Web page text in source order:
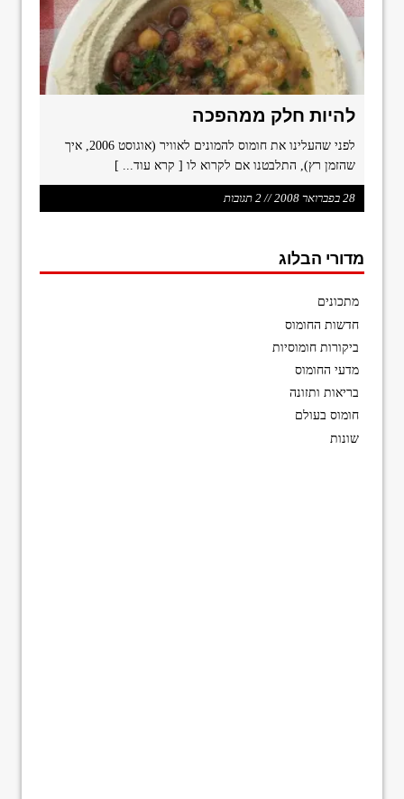
להיות חלק ממהפכה
לפני שהעלינו את חומוס להמונים לאוויר (אוגוסט 2006, איך
שהזמן רץ), התלבטנו אם לקרוא לו [ קרא עוד... ]
28 בפברואר 2008 // 2 תגובות
מדורי הבלוג
מתכונים
חדשות החומוס
ביקורות חומוסיות
מדעי החומוס
בריאות ותזונה
חומוס בעולם
שונות